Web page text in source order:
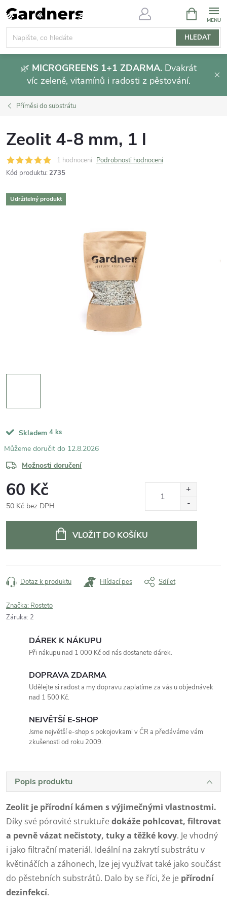
Přejít
na
obsah
HLEDAT
NÁKUPNÍ
KOŠÍK
🌿 MICROGREENS 1+1 ZDARMA. Dvakrát
víc zeleně, vitamínů i radosti z pěstování.
Příměsi do substrátu
Zeolit 4-8 mm, 1 l
1 hodnocení Podrobnosti hodnocení
Kód produktu: 2735
Udržitelný produkt
Skladem 4 ks
12.8.2026
Možnosti doručení
60 Kč
50 Kč bez DPH
VLOŽIT DO KOŠÍKU
Dotaz k produktu Hlídací pes Sdílet
Značka: Rosteto
Záruka: 2
DÁREK K NÁKUPU
Při nákupu nad 1 000 Kč od nás dostanete dárek.
DOPRAVA ZDARMA
Udělejte si radost a my dopravu zaplatíme za vás u objednávek
nad 1 500 Kč.
NEJVĚTŠÍ E-SHOP
Jsme největší e-shop s pokojovkami v ČR a předáváme vám
zkušenosti od roku 2009.
Popis produktu
Zeolit je přírodní kámen s výjimečnými vlastnostmi.
Díky své pórovité struktuředokáže pohlcovat, filtrovat
a pevně vázat nečistoty, tuky a těžké kovy. Je vhodný
i jako filtrační materiál. Ideální na zakrytí substrátu v
květináčích a záhonech, lze jej využívat také jako součást
do pěstebních substrátů. Dalo by se říci, že je přírodní
dezinfekcí.